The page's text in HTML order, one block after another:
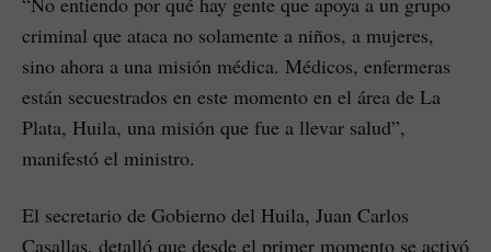
criminal que ataca no solamente a niños, a mujeres,
sino ahora a una misión médica. Médicos, enfermeras
están secuestrados en este momento en el área de La
Plata, Huila, una misión que fue a llevar salud”,
manifestó el ministro.
El secretario de Gobierno del Huila, Juan Carlos
Casallas, detalló que desde el primer momento se activó